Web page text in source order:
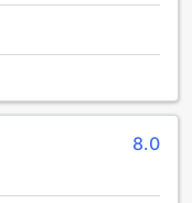
제공하여 인터넷에
되어 있습니다. 모든
보관 서비스와 매일
@자고안 마젤랑에
최상의 숙박 경험을
8.0